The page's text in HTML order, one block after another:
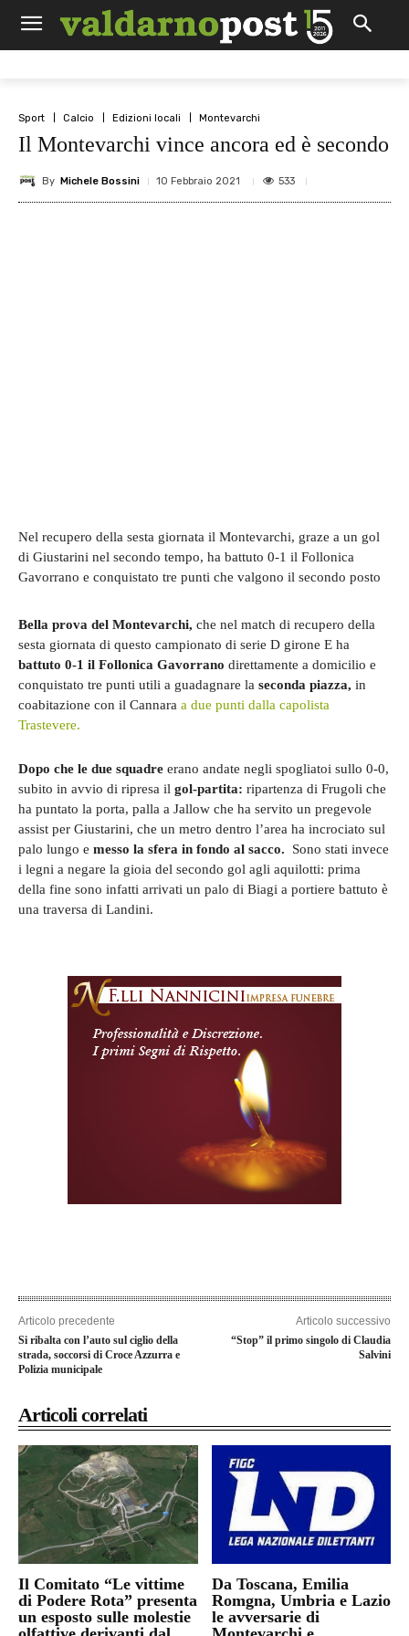
Sport Calcio Edizioni locali Montevarchi
Il Montevarchi vince ancora ed è secondo
By Michele Bossini 10 Febbraio 2021 533
Nel recupero della sesta giornata il Montevarchi, graze a un gol
di Giustarini nel secondo tempo, ha battuto 0-1 il Follonica
Gavorrano e conquistato tre punti che valgono il secondo posto
Bella prova del Montevarchi, che nel match di recupero della
sesta giornata di questo campionato di serie D girone E ha
battuto 0-1 il Follonica Gavorrano direttamente a domicilio e
conquistato tre punti utili a guadagnare la seconda piazza, in
coabitazione con il Cannara a due punti dalla capolista
Trastevere.
Dopo che le due squadre erano andate negli spogliatoi sullo 0-0,
subito in avvio di ripresa il gol-partita: ripartenza di Frugoli che
ha puntato la porta, palla a Jallow che ha servito un pregevole
assist per Giustarini, che un metro dentro l’area ha incrociato sul
palo lungo e messo la sfera in fondo al sacco. Sono stati invece
i legni a negare la gioia del secondo gol agli aquilotti: prima
della fine sono infatti arrivati un palo di Biagi a portiere battuto è
una traversa di Landini.
Articolo precedente
Si ribalta con l’auto sul ciglio della
strada, soccorsi di Croce Azzurra e
Polizia municipale
Articolo successivo
“Stop” il primo singolo di Claudia
Salvini
Articoli correlati
Il Comitato “Le vittime
di Podere Rota” presenta
un esposto sulle molestie
Da Toscana, Emilia
Romgna, Umbria e Lazio
le avversarie di